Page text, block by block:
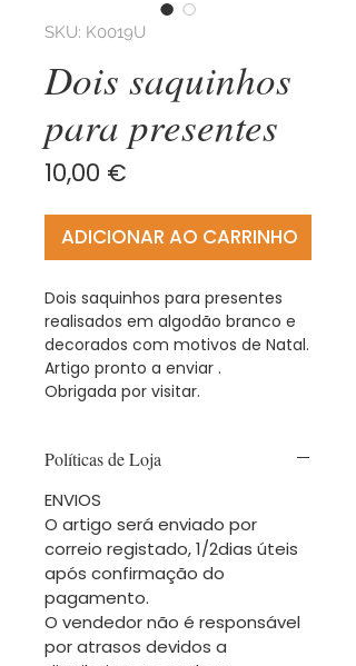
SKU: K0019U
Dois saquinhos
para presentes
10,00 €
ADICIONAR AO CARRINHO
Dois saquinhos para presentes
realisados em algodão branco e
decorados com motivos de Natal.
Artigo pronto a enviar .
Obrigada por visitar.
Políticas de Loja
ENVIOS
O artigo será enviado por
correio registado, 1/2dias úteis
após confirmação do
pagamento.
O vendedor não é responsável
por atrasos devidos a